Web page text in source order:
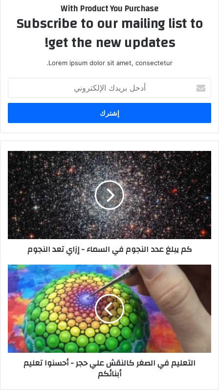
With Product You Purchase
Subscribe to our mailing list to
get the new updates!
Lorem ipsum dolor sit amet, consectetur.
بريدك
الإلكتروني
كم يبلغ عدد النجوم في السماء - إزاي تعد النجوم
التعليم في الصغر كالنقش علي حجر - أحسنوا تعليم
أبنائكم